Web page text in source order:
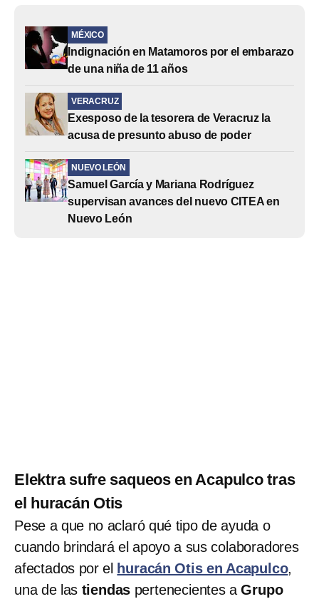
MÉXICO
Indignación en Matamoros por el embarazo
de una niña de 11 años
VERACRUZ
Exesposo de la tesorera de Veracruz la
acusa de presunto abuso de poder
NUEVO LEÓN
Samuel García y Mariana Rodríguez
supervisan avances del nuevo CITEA en
Nuevo León
Elektra sufre saqueos en Acapulco tras
el huracán Otis
Pese a que no aclaró qué tipo de ayuda o
cuando brindará el apoyo a sus colaboradores
afectados por el huracán Otis en Acapulco,
una de las tiendas pertenecientes aGrupo